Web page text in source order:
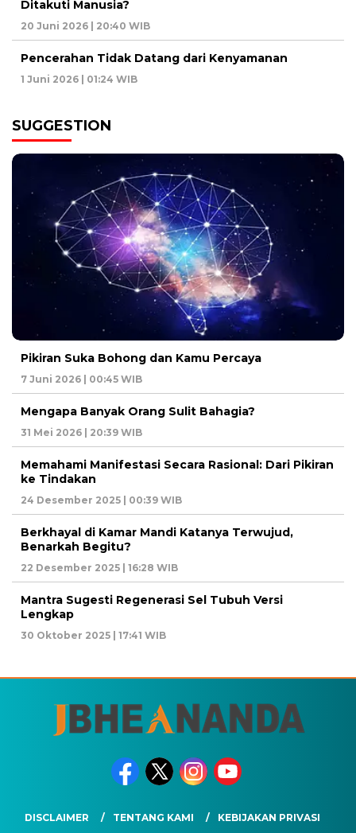
Ditakuti Manusia?
20 Juni 2026 | 20:40 WIB
Pencerahan Tidak Datang dari Kenyamanan
1 Juni 2026 | 01:24 WIB
SUGGESTION
Pikiran Suka Bohong dan Kamu Percaya
7 Juni 2026 | 00:45 WIB
Mengapa Banyak Orang Sulit Bahagia?
31 Mei 2026 | 20:39 WIB
Memahami Manifestasi Secara Rasional: Dari Pikiran
ke Tindakan
24 Desember 2025 | 00:39 WIB
Berkhayal di Kamar Mandi Katanya Terwujud,
Benarkah Begitu?
22 Desember 2025 | 16:28 WIB
Mantra Sugesti Regenerasi Sel Tubuh Versi
Lengkap
30 Oktober 2025 | 17:41 WIB
DISCLAIMER TENTANG KAMI KEBIJAKAN PRIVASI